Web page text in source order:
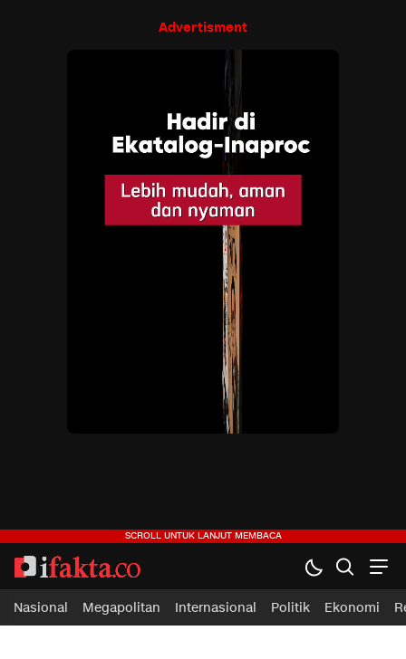
Advertisment
Nasional Megapolitan Internasional Politik Ekonomi